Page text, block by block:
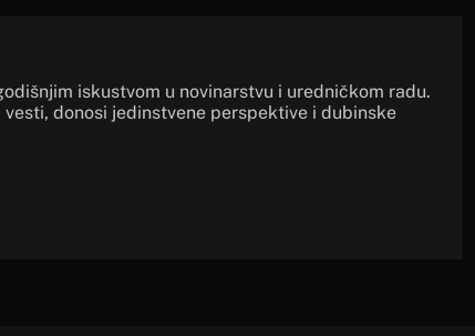
iskustvom u novinarstvu i uredničkom radu.
donosi jedinstvene perspektive i dubinske